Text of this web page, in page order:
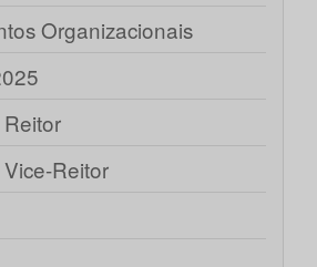
Organizacionais
Reitor